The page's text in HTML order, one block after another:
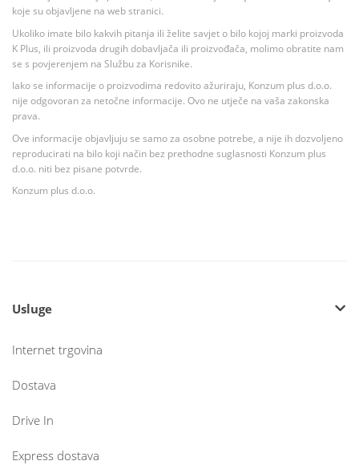
koje su objavljene na web stranici.
Ukoliko imate bilo kakvih pitanja ili želite savjet o bilo kojoj marki proizvoda
K Plus, ili proizvoda drugih dobavljača ili proizvođača, molimo obratite nam
se s povjerenjem na Službu za Korisnike.
Iako se informacije o proizvodima redovito ažuriraju, Konzum plus d.o.o.
nije odgovoran za netočne informacije. Ovo ne utječe na vaša zakonska
prava.
Ove informacije objavljuju se samo za osobne potrebe, a nije ih dozvoljeno
reproducirati na bilo koji način bez prethodne suglasnosti Konzum plus
d.o.o. niti bez pisane potvrde.
Konzum plus d.o.o.
Usluge
Internet trgovina
Dostava
Drive In
Express dostava